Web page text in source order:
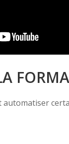
automatiser